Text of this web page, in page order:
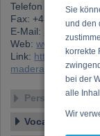
Sie
und den
korrekte
bei der
alle
Wir
Telefon 2: +43
Fax: +43 (0)1 332
E-Mail:
Web:www.agentur-
Link: https://
maderat.htm
Personen-
Vocal –